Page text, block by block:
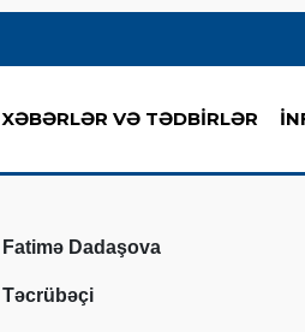
XƏBƏRLƏR VƏ TƏDBİRLƏR
Fatimə Dadaşova
Təcrübəçi